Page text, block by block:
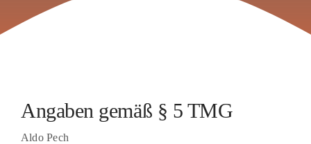
ANREISE
Angaben gemäß § 5 TMG
Aldo Pech